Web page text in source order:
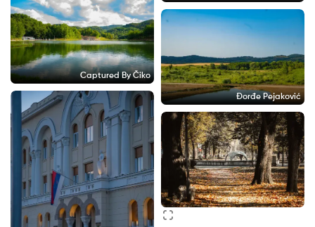
Captured By Čiko
Đorđe Pejaković